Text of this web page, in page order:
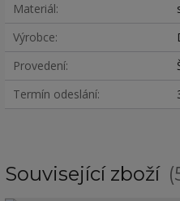
Materiál
Výrobce
Provedení
Termín odeslání
Související zboží